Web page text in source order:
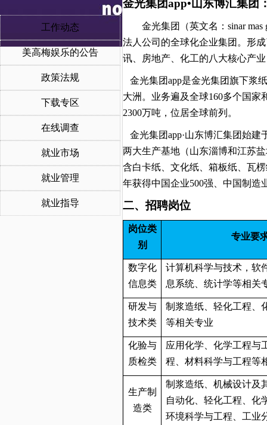
工作动态
美高梅娱乐的公告
政策法规
下载专区
在线调查
就业市场
就业管理
就业指导
金光集团app•山东博汇集团
金光集团（英文名：sinar
法人公司的全球化企业集团。形
讯、房地产、化工的八大核心产
金光集团app是金光集团旗下浆
大洲。业务遍及全球160多个国
2300万吨，位居全球前列。
金光集团app·山东博汇集团始
两大生产基地（山东淄博和江苏
含白卡纸、文化纸、箱板纸、瓦
年获得中国企业500强、中国制造
二、招聘岗位
岗位类
别
专业要
数字化
信息类
计算机科学与技术，软
息系统、统计学等相关
研发与
技术类
制浆造纸、轻化工程、
等相关专业
化验与
质检类
应用化学、化学工程与
程、材料科学与工程等
生产制
造类
制浆造纸、机械设计及
自动化、轻化工程、化
环境科学与工程、工业